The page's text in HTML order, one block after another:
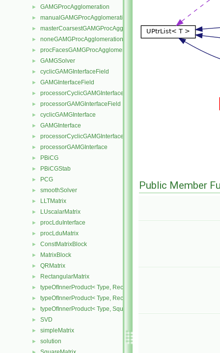
► GAMGProcAgglomeration
► manualGAMGProcAgglomeration
► masterCoarsestGAMGProcAgglomeration
► noneGAMGProcAgglomeration
► procFacesGAMGProcAgglomeration
► GAMGSolver
► cyclicGAMGInterfaceField
► GAMGInterfaceField
► processorCyclicGAMGInterfaceField
► processorGAMGInterfaceField
► cyclicGAMGInterface
► GAMGInterface
► processorCyclicGAMGInterface
► processorGAMGInterface
► PBiCG
► PBiCGStab
► PCG
► smoothSolver
► LLTMatrix
► LUscalarMatrix
► procLduInterface
► procLduMatrix
► ConstMatrixBlock
► MatrixBlock
► QRMatrix
► RectangularMatrix
► typeOfInnerProduct< Type, RectangularMatrix< Type >,
► typeOfInnerProduct< Type, RectangularMatrix< Type >,
► typeOfInnerProduct< Type, SquareMatrix< Type >,
► SVD
► simpleMatrix
► solution
Public Member